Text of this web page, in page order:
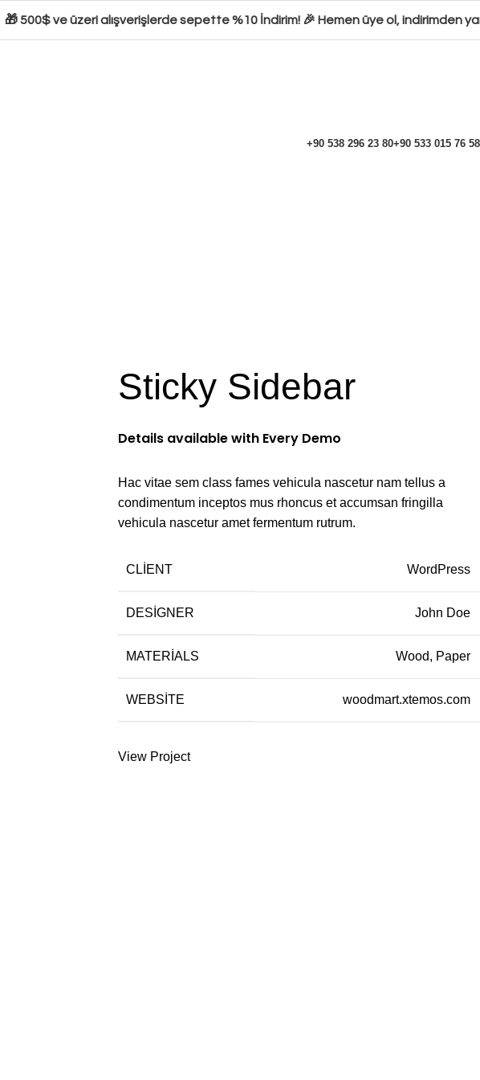
🎁 500$ ve üzeri alışverişlerde sepette %10 İndirim! 🎉 Hemen üye ol, indirimden
+90 538 296 23 80+90 533 015 76 58
Sticky Sidebar
Details available with Every Demo
Hac vitae sem class fames vehicula nascetur nam tellus a
condimentum inceptos mus rhoncus et accumsan fringilla
vehicula nascetur amet fermentum rutrum.
CLIENT WordPress
DESIGNER John Doe
MATERIALS Wood, Paper
WEBSITE woodmart.xtemos.com
View Project